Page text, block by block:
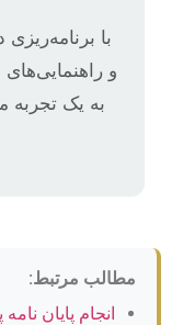
با برنامه‌ریزی
و
به یک تجربه
مطالب مرتبط:
انجام پایان